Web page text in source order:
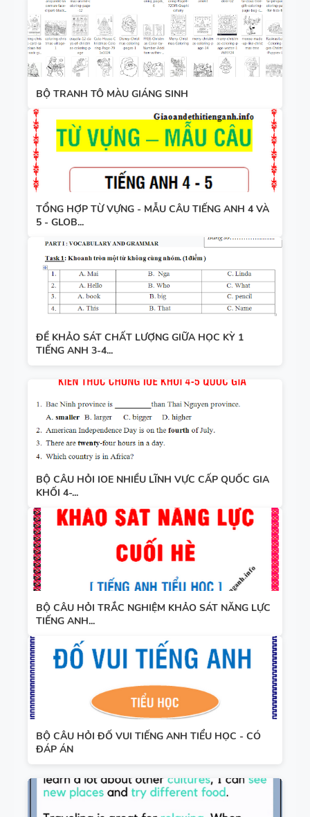
BỘ TRANH TÔ MÀU GIÁNG SINH
TỔNG HỢP TỪ VỰNG - MẪU CÂU TIẾNG ANH 4 VÀ
5 - GLOB...
ĐỀ KHẢO SÁT CHẤT LƯỢNG GIỮA HỌC KỲ 1
TIẾNG ANH 3-4...
BỘ CÂU HỎI IOE NHIỀU LĨNH VỰC CẤP QUỐC GIA
KHỐI 4-...
BỘ CÂU HỎI TRẮC NGHIỆM KHẢO SÁT NĂNG LỰC
TIẾNG ANH...
BỘ CÂU HỎI ĐỐ VUI TIẾNG ANH TIỂU HỌC - CÓ
ĐÁP ÁN